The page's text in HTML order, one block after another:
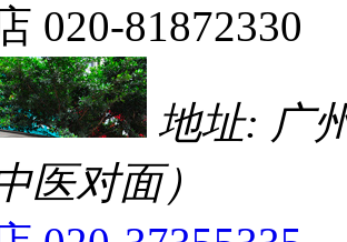
020-81872330
地址: 广
医对面）